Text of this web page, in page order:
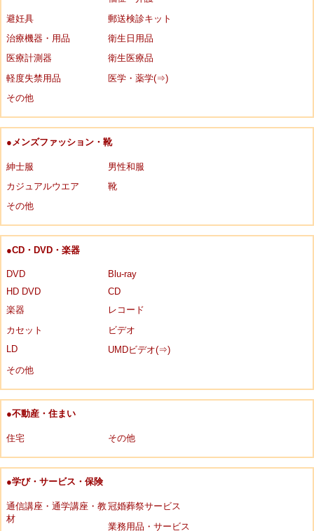
避妊具
郵送検診キット
治療機器・用品
衛生日用品
医療計測器
衛生医療品
軽度失禁用品
医学・薬学(⇒)
その他
●メンズファッション・靴
紳士服
男性和服
カジュアルウエア
靴
その他
●CD・DVD・楽器
DVD
Blu-ray
HD DVD
CD
楽器
レコード
カセット
ビデオ
LD
UMDビデオ(⇒)
その他
●不動産・住まい
住宅 その他
●学び・サービス・保険
通信講座・通学講座・教
材
冠婚葬祭サービス
業務用品・サービス